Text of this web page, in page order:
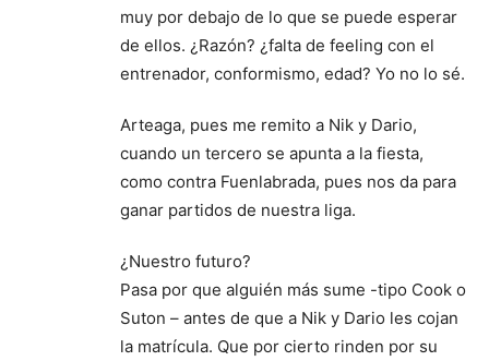
muy por debajo de lo que se puede esperar
de ellos. ¿Razón? ¿falta de feeling con el
entrenador, conformismo, edad? Yo no lo sé.
Arteaga, pues me remito a Nik y Dario,
cuando un tercero se apunta a la fiesta,
como contra Fuenlabrada, pues nos da para
ganar partidos de nuestra liga.
¿Nuestro futuro?
Pasa por que alguién más sume -tipo Cook o
Suton – antes de que a Nik y Dario les cojan
la matrícula. Que por cierto rinden por su